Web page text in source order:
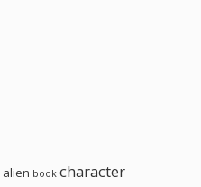
alien book character